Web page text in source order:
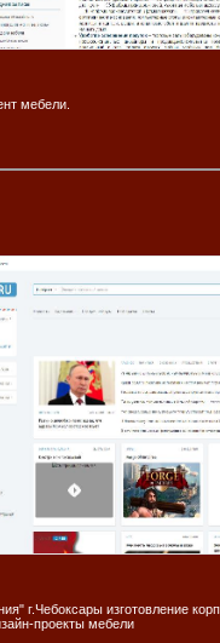
мебели.
г.Чебоксары изготовление
проекты мебели